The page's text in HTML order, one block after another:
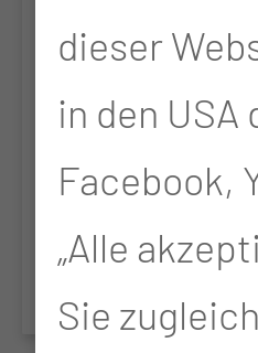
Tonsillitis
TOTO): Eine
Studie
dieser
in den USA
Facebook,
„Alle
Sie